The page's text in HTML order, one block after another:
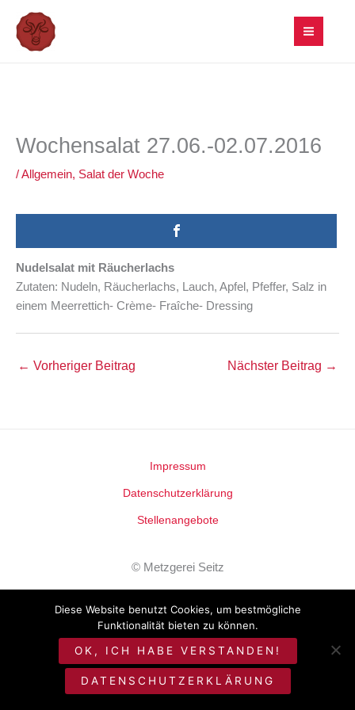
Inhalt
springen
Wochensalat 27.06.-02.07.2016
/Allgemein, Salat der Woche
Nudelsalat mit Räucherlachs
Zutaten: Nudeln, Räucherlachs, Lauch, Apfel, Pfeffer, Salz in
einem Meerrettich- Crème- Fraîche- Dressing
← Vorheriger Beitrag Nächster Beitrag →
Impressum
Datenschutzerklärung
Stellenangebote
© Metzgerei Seitz
Diese Website benutzt Cookies, um bestmögliche
Funktionalität bieten zu können.
OK, ICH HABE VERSTANDEN!
DATENSCHUTZERKLÄRUNG